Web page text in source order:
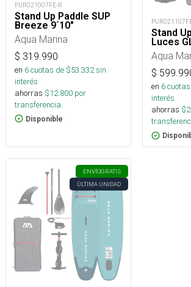
PUR021007FE-R
Stand Up Paddle SUP
Breeze 9´10"
Aqua Marina
$ 319.990
en 6cuotas de $53.332sin
interés
ahorras $12.800 por
transferencia.
Disponible
Stand
Luces
Aqua
$
en 6
interés
ahorras $
ENVÍOGRATIS
ÚLTIMA UNIDAD